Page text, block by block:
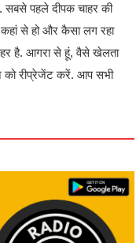
सबसे पहले दीपक चाहर की
से हो और कैसा लग रहा
है. आगरा से हूं, वैसे खेलता
को रीप्रेजेंट करें. आप सभी